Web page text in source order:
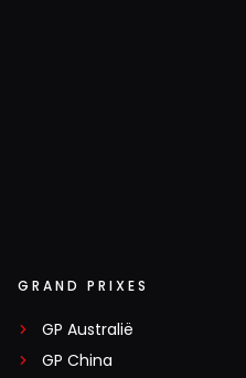
GRAND PRIXES
GP Australië
GP China